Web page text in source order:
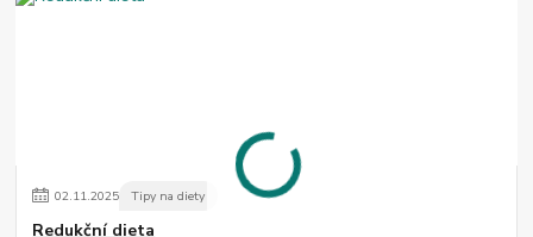
02.11.2025 Tipy na diety
Redukční dieta